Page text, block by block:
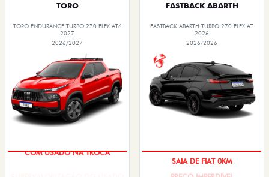
TORO
TORO ENDURANCE TURBO 270 FLEX AT6
2027
2026/2027
COM USADO NA TROCA
FASTBACK ABARTH
FASTBACK ABARTH TURBO 270 FLEX AT
2026
2026/2026
SAIA DE FIAT 0KM